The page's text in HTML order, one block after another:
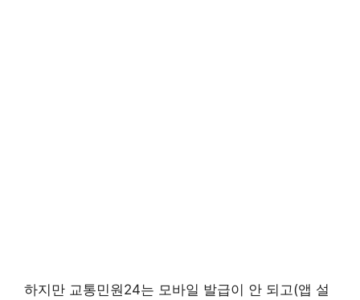
하지만 교통민원24는 모바일 발급이 안 되고(앱 설